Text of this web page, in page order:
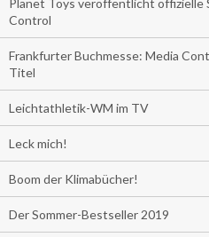
Planet Toys veröffentlicht offizielle
Control
Frankfurter Buchmesse: Media
Titel
Leichtathletik-WM im TV
Leck mich!
Boom der Klimabücher!
Der Sommer-Bestseller 2019